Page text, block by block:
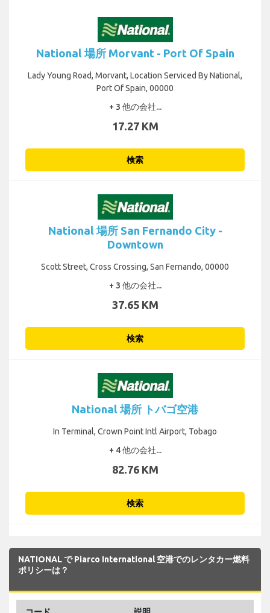
National 場所 Morvant - Port Of Spain
Lady Young Road, Morvant, Location Serviced By National,
Port Of Spain, 00000
+ 3 他の会社...
17.27 KM
検索
National 場所 San Fernando City -
Downtown
Scott Street, Cross Crossing, San Fernando, 00000
+ 3 他の会社...
37.65 KM
検索
National 場所 トバゴ空港
In Terminal, Crown Point Intl Airport, Tobago
+ 4 他の会社...
82.76 KM
検索
NATIONAL で Piarco International 空港でのレンタカー燃料
ポリシーは？